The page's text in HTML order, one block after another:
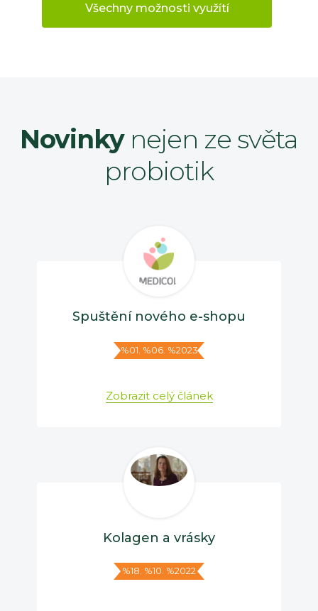
Všechny možnosti využítí
Novinkynejen ze světa
probiotik
Spuštění nového e-shopu
%01. %06. %2023
Zobrazit celý článek
Kolagen a vrásky
%18. %10. %2022